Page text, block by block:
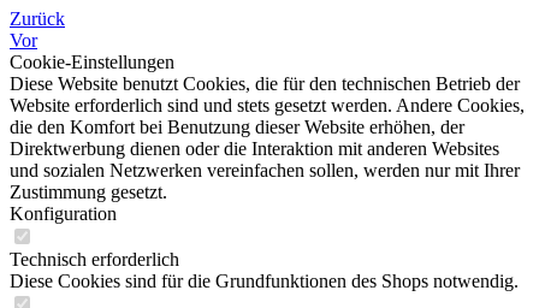
Zurück
Vor
Cookie-Einstellungen
Diese Website benutzt Cookies, die für den technischen Betrieb der
Website erforderlich sind und stets gesetzt werden. Andere Cookies,
die den Komfort bei Benutzung dieser Website erhöhen, der
Direktwerbung dienen oder die Interaktion mit anderen Websites
und sozialen Netzwerken vereinfachen sollen, werden nur mit Ihrer
Zustimmung gesetzt.
Konfiguration
Technisch erforderlich
Diese Cookies sind für die Grundfunktionen des Shops notwendig.